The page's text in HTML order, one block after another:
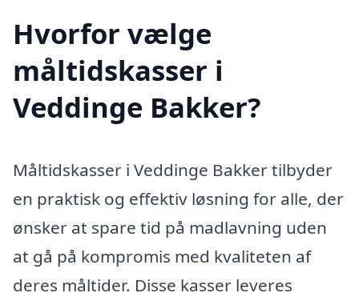
Hvorfor vælge
måltidskasser i
Veddinge Bakker?
Måltidskasser i Veddinge Bakker tilbyder
en praktisk og effektiv løsning for alle, der
ønsker at spare tid på madlavning uden
at gå på kompromis med kvaliteten af
deres måltider. Disse kasser leveres